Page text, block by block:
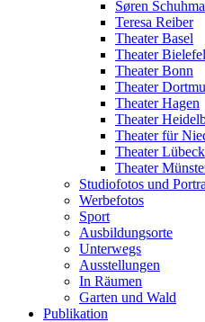
Søren
Teresa Reiber
Theater Basel
Theater
Theater Bonn
Theater
Theater Hagen
Theater
Theater für
Theater Lübeck
Theater
Studiofotos und
Werbefotos
Sport
Ausbildungsorte
Unterwegs
Ausstellungen
In Räumen
Garten und Wald
Publikation